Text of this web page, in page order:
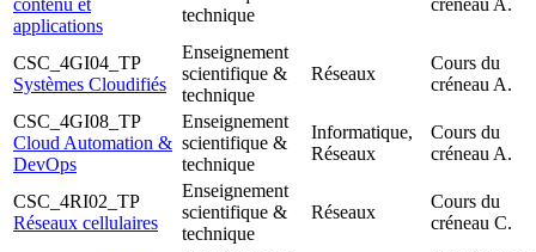
contenu et
applications
technique
créneau A.
CSC_4GI04_TP
Systèmes Cloudifiés
Enseignement
scientifique &
technique
Réseaux
Cours du
créneau A.
CSC_4GI08_TP
Cloud Automation &
DevOps
Enseignement
scientifique &
technique
Informatique,
Réseaux
Cours du
créneau A.
CSC_4RI02_TP
Réseaux cellulaires
Enseignement
scientifique &
technique
Réseaux
Cours du
créneau C.